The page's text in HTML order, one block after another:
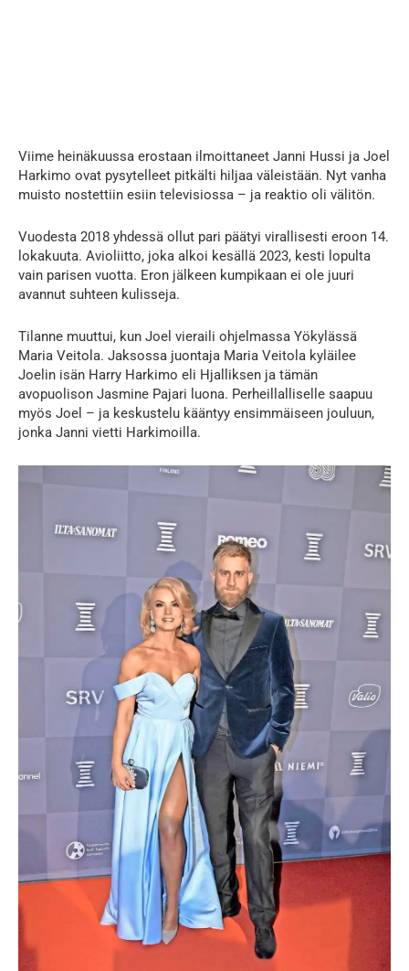
Viime heinäkuussa erostaan ilmoittaneet Janni Hussi ja Joel
Harkimo ovat pysytelleet pitkälti hiljaa väleistään. Nyt vanha
muisto nostettiin esiin televisiossa – ja reaktio oli välitön.
Vuodesta 2018 yhdessä ollut pari päätyi virallisesti eroon 14.
lokakuuta. Avioliitto, joka alkoi kesällä 2023, kesti lopulta
vain parisen vuotta. Eron jälkeen kumpikaan ei ole juuri
avannut suhteen kulisseja.
Tilanne muuttui, kun Joel vieraili ohjelmassa Yökylässä
Maria Veitola. Jaksossa juontaja Maria Veitola kyläilee
Joelin isän Harry Harkimo eli Hjalliksen ja tämän
avopuolison Jasmine Pajari luona. Perheillalliselle saapuu
myös Joel – ja keskustelu kääntyy ensimmäiseen jouluun,
jonka Janni vietti Harkimoilla.